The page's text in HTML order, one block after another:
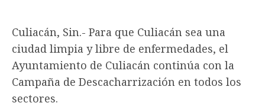
Culiacán, Sin.- Para que Culiacán sea una
ciudad limpia y libre de enfermedades, el
Ayuntamiento de Culiacán continúa con la
Campaña de Descacharrización en todos los
sectores.